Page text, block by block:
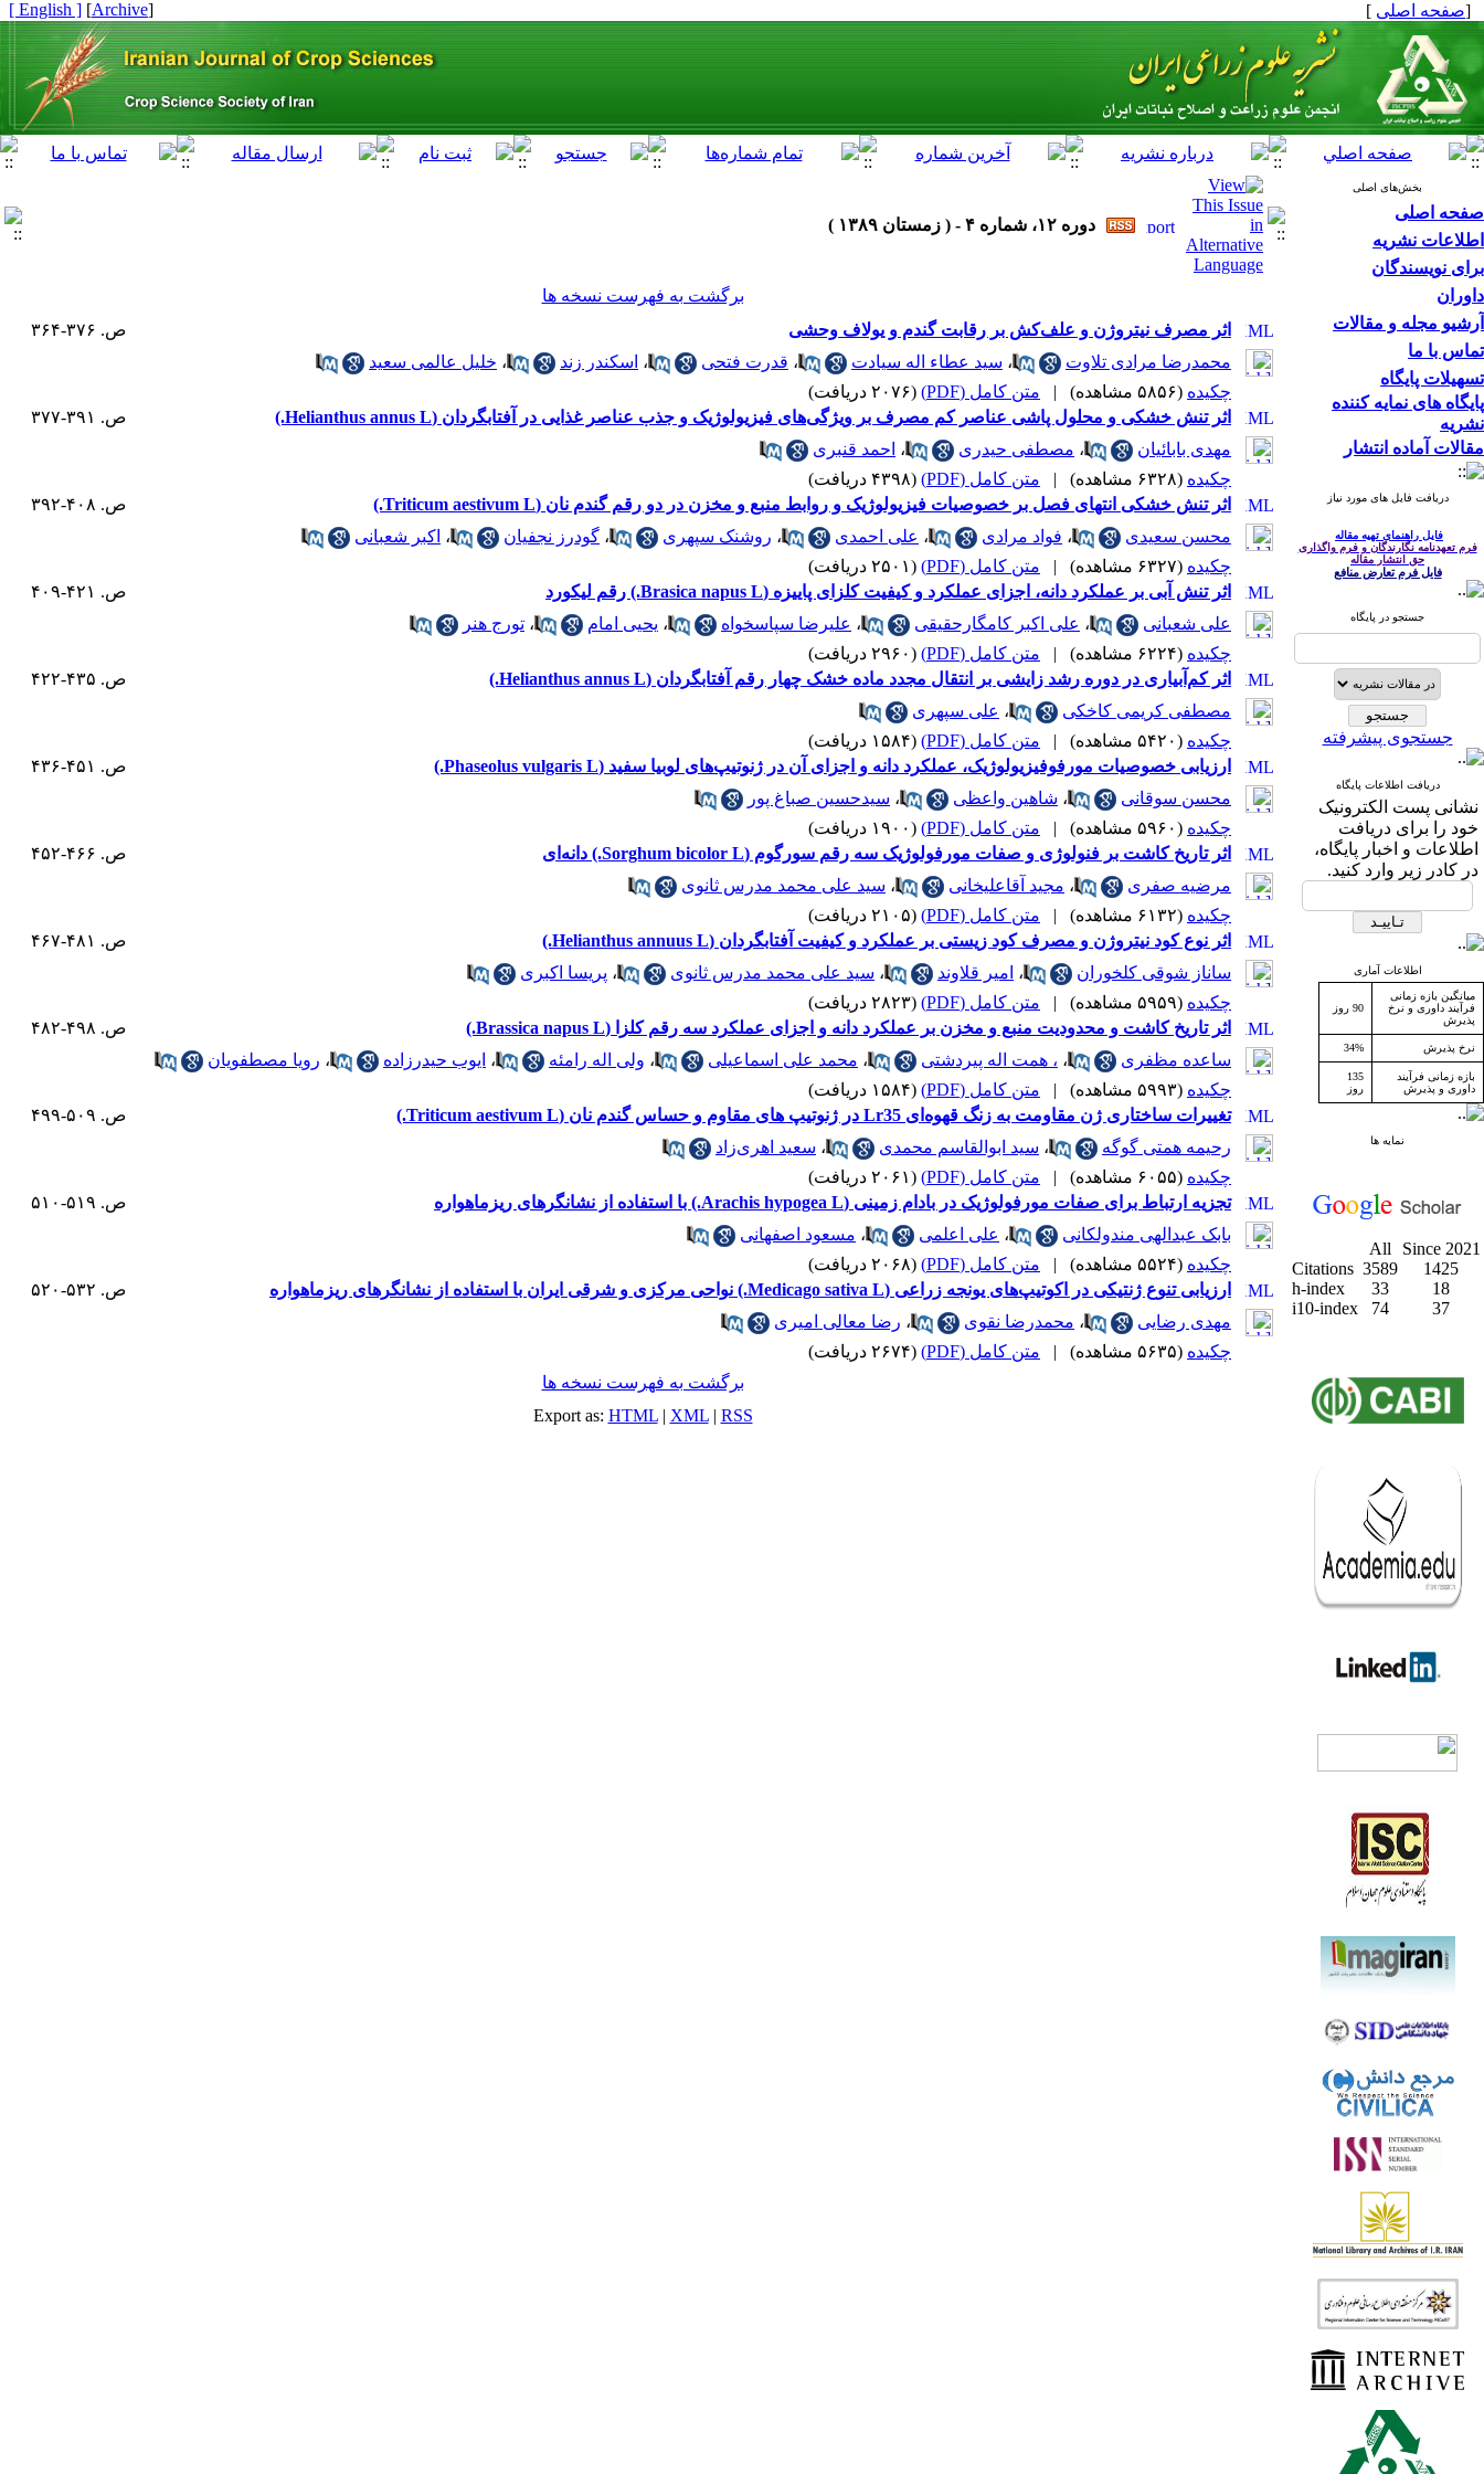
[صفحه اصلی ]
[
Archive
]
[ English ]
بخش‌های اصلی
صفحه اصلی
اطلاعات نشریه
برای نویسندگان
داوران
آرشیو مجله و مقالات
تماس با ما
تسهیلات پایگاه
پایگاه های نمایه کننده
نشریه
مقالات آماده انتشار
دریافت فایل های مورد نیاز
فایل راهنمای تهیه مقاله
فرم تعهدنامه نگارندگان و فرم واگذاری
حق انتشار مقاله
فایل فرم تعارض منافع
جستجو در پایگاه
جستجوی پیشرفته
دریافت اطلاعات پایگاه
نشانی پست الکترونیک
خود را برای دریافت
اطلاعات و اخبار پایگاه،
در کادر زیر وارد کنید.
اطلاعات آماری
میانگین بازه زمانی
فرآیند داوری و نرخ
پذیرش
90 روز
نرخ پذیرش 34%
بازه زمانی فرآیند
داوری و پذیرش
135
روز
نمایه ها
All
Since 2021
Citations 3589
1425
h-index
33
18
i10-index
74 37
دوره ۱۲، شماره ۴ - ( زمستان ۱۳۸۹ )
برگشت به فهرست نسخه ها
اثر مصرف نیتروژن و علف‌کش بر رقابت گندم و یولاف وحشی
ص. ۳۷۶-۳۶۴
محمدرضا مرادی تلاوت
، سید عطاء اله سیادت ، قدرت فتحی ، اسکندر زند ، خلیل عالمی سعید
چکیده (۵۸۵۶ مشاهده) | متن کامل (PDF)
(۲۰۷۶ دریافت)
اثر تنش خشکی و محلول پاشی عناصر کم مصرف بر ویژگی‌های فیزیولوژیک و جذب عناصر غذایی در آفتابگردان (Helianthus annus L.)
ص. ۳۹۱-۳۷۷
مهدی بابائیان
، مصطفی حیدری ، احمد قنبری
چکیده (۶۳۲۸ مشاهده) | متن کامل (PDF)
(۴۳۹۸ دریافت)
اثر تنش خشکی انتهای فصل بر خصوصیات فیزیولوژیک و روابط منبع و مخزن در دو رقم گندم نان (Triticum aestivum L.)
ص. ۴۰۸-۳۹۲
محسن سعیدی
، فواد مرادی ، علی احمدی ، روشنک سپهری ، گودرز نجفیان ، اکبر شعبانی
چکیده (۶۳۲۷ مشاهده) | متن کامل (PDF)
(۲۵۰۱ دریافت)
اثر تنش آبی بر عملکرد دانه، اجزای عملکرد و کیفیت کلزای پاییزه (Brasica napus L.) رقم لیکورد
ص. ۴۲۱-۴۰۹
علی شعبانی
، علی اکبر کامگارحقیقی ، علیرضا سپاسخواه ، یحیی امام ، تورج هنر
چکیده (۶۲۲۴ مشاهده) | متن کامل (PDF)
(۲۹۶۰ دریافت)
اثر کم‌آبیاری در دوره رشد زایشی بر انتقال مجدد ماده خشک چهار رقم آفتابگردان (Helianthus annus L.)
ص. ۴۳۵-۴۲۲
مصطفی کریمی کاخکی
، علی سپهری
چکیده (۵۴۲۰ مشاهده) | متن کامل (PDF)
(۱۵۸۴ دریافت)
ارزیابی خصوصیات مورفوفیزیولوژیک، عملکرد دانه و اجزای آن در ژنوتیپ‌های لوبیا سفید (Phaseolus vulgaris L.)
ص. ۴۵۱-۴۳۶
محسن سوقانی
، شاهین واعظی ، سیدحسین صباغ پور
چکیده (۵۹۶۰ مشاهده) | متن کامل (PDF)
(۱۹۰۰ دریافت)
اثر تاریخ کاشت بر فنولوژی و صفات مورفولوژیک سه رقم سورگوم (Sorghum bicolor L.) دانه‌ای
ص. ۴۶۶-۴۵۲
مرضیه صفری
، مجید آقاعلیخانی ، سید علی محمد مدرس ثانوی
چکیده (۶۱۳۲ مشاهده) | متن کامل (PDF)
(۲۱۰۵ دریافت)
اثر نوع کود نیتروژن و مصرف کود زیستی بر عملکرد و کیفیت آفتابگردان (Helianthus annuus L.)
ص. ۴۸۱-۴۶۷
ساناز شوقی کلخوران
، امیر قلاوند ، سید علی محمد مدرس ثانوی ، پریسا اکبری
چکیده (۵۹۵۹ مشاهده) | متن کامل (PDF)
(۲۸۲۳ دریافت)
اثر تاریخ کاشت و محدودیت منبع و مخزن بر عملکرد دانه و اجزای عملکرد سه رقم کلزا (Brassica napus L.)
ص. ۴۹۸-۴۸۲
ساعده مظفری
، ، همت اله پیردشتی ، محمد علی اسماعیلی ، ولی اله رامئه ، ایوب حیدرزاده ، رویا مصطفویان
چکیده (۵۹۹۳ مشاهده) | متن کامل (PDF)
(۱۵۸۴ دریافت)
تغییرات ساختاری ژن مقاومت به زنگ قهوه‌ای Lr35 در ژنوتیپ های مقاوم و حساس گندم نان (Triticum aestivum L.)
ص. ۵۰۹-۴۹۹
رحیمه همتی گوگه
، سید ابوالقاسم محمدی ، سعید اهری‌زاد
چکیده (۶۰۵۵ مشاهده) | متن کامل (PDF)
(۲۰۶۱ دریافت)
تجزیه ارتباط برای صفات مورفولوژیک در بادام زمینی (Arachis hypogea L.) با استفاده از نشانگرهای ریزماهواره
ص. ۵۱۹-۵۱۰
بابک عبدالهی مندولکانی
، علی اعلمی ، مسعود اصفهانی
چکیده (۵۵۲۴ مشاهده) | متن کامل (PDF)
(۲۰۶۸ دریافت)
ارزیابی تنوع ژنتیکی در اکوتیپ‌های یونجه‌ زراعی (Medicago sativa L.) نواحی مرکزی و شرقی ایران با استفاده از نشانگرهای‌ ریزماهواره
ص. ۵۳۲-۵۲۰
مهدی رضایی
، محمدرضا نقوی ، رضا معالی امیری
چکیده (۵۶۳۵ مشاهده) | متن کامل (PDF)
(۲۶۷۴ دریافت)
برگشت به فهرست نسخه ها
Export as: HTML| XML| RSS